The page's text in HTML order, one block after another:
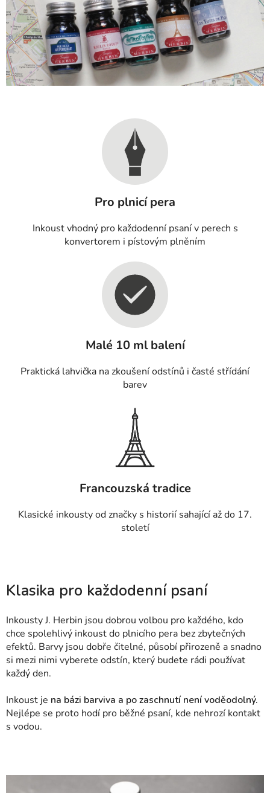
Pro plnicí pera
Inkoust vhodný pro každodenní psaní v perech s
konvertorem i pístovým plněním
Malé 10 ml balení
Praktická lahvička na zkoušení odstínů i časté střídání
barev
Francouzská tradice
Klasické inkousty od značky s historií sahající až do 17.
století
Klasika pro každodenní psaní
Inkousty J. Herbin jsou dobrou volbou pro každého, kdo
chce spolehlivý inkoust do plnicího pera bez zbytečných
efektů. Barvy jsou dobře čitelné, působí přirozeně a snadno
si mezi nimi vyberete odstín, který budete rádi používat
každý den.
Inkoust je na bázi barviva a po zaschnutí není voděodolný.
Nejlépe se proto hodí pro běžné psaní, kde nehrozí kontakt
s vodou.